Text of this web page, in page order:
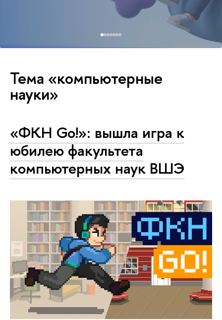
Тема «компьютерные
науки»
«ФКН Go!»: вышла игра к
юбилею факультета
компьютерных наук ВШЭ